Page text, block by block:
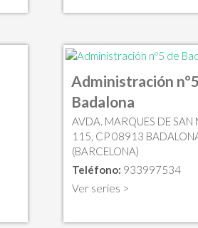
Administración
Badalona
AVDA. MARQUES DE SAN
115, CP 08913
(BARCELONA)
Teléfono: 933997534
Ver series >